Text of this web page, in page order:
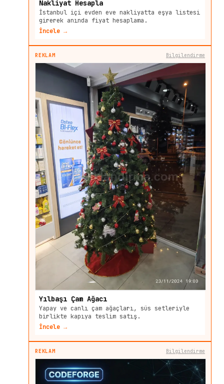
Nakliyat Hesapla
İstanbul içi evden eve nakliyatta eşya listesi
girerek anında fiyat hesaplama.
İncele →
REKLAM Bilgilendirme
Yılbaşı Çam Ağacı
Yapay ve canlı çam ağaçları, süs setleriyle
birlikte kapıya teslim satış.
İncele →
REKLAM Bilgilendirme